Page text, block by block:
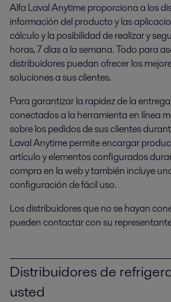
Alfa Laval Anytime proporciona a los
información del producto y las
cálculo y la posibilidad de realizar y
horas, 7 días a la semana. Todo para
distribuidores puedan ofrecer los
soluciones a sus clientes.
Para garantizar la rapidez de la
conectados a la herramienta en línea
sobre los pedidos de sus clientes
Laval Anytime permite encargar
artículo y elementos configurados
compra en la web y también incluye
configuración de fácil uso.
Los distribuidores que no se hayan
pueden contactar con su
Distribuidores de
usted